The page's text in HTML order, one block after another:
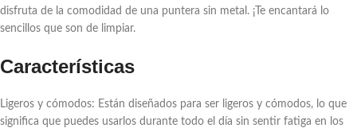
disfruta de la comodidad de una puntera sin metal. ¡Te encantará lo
sencillos que son de limpiar.
Características
Ligeros y cómodos: Están diseñados para ser ligeros y cómodos, lo que
significa que puedes usarlos durante todo el día sin sentir fatiga en los